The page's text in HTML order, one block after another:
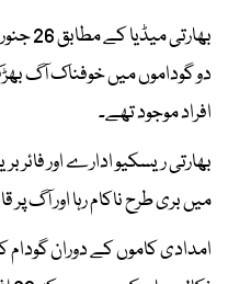
افراد موجود تھے۔
بھارتی ریسکیو ادارے اور
میں بری طرح ناکام رہا اور آگ پر قابو پانے